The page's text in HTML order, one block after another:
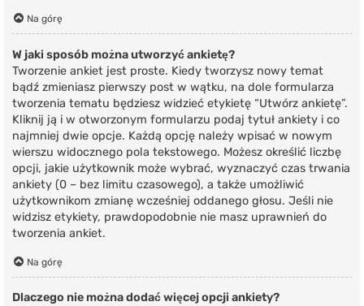
Na górę
W jaki sposób można utworzyć ankietę?
Tworzenie ankiet jest proste. Kiedy tworzysz nowy temat
bądź zmieniasz pierwszy post w wątku, na dole formularza
tworzenia tematu będziesz widzieć etykietę “Utwórz ankietę”.
Kliknij ją i w otworzonym formularzu podaj tytuł ankiety i co
najmniej dwie opcje. Każdą opcję należy wpisać w nowym
wierszu widocznego pola tekstowego. Możesz określić liczbę
opcji, jakie użytkownik może wybrać, wyznaczyć czas trwania
ankiety (0 – bez limitu czasowego), a także umożliwić
użytkownikom zmianę wcześniej oddanego głosu. Jeśli nie
widzisz etykiety, prawdopodobnie nie masz uprawnień do
tworzenia ankiet.
Na górę
Dlaczego nie można dodać więcej opcji ankiety?